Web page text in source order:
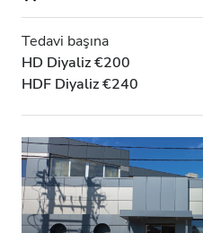
Tedavi başına
HD Diyaliz €200
HDF Diyaliz €240